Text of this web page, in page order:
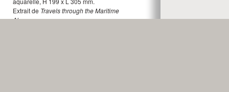
Extrait de Travels through the Maritime
Alps